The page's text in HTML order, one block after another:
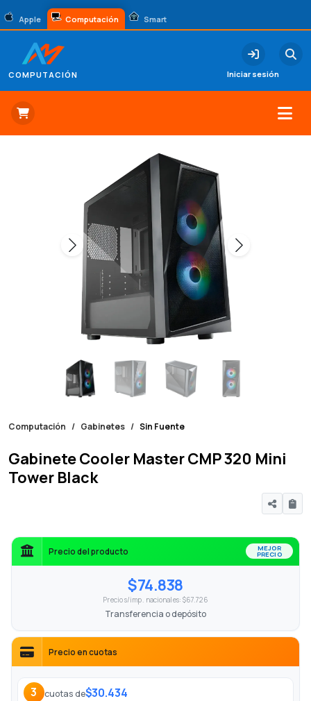
Apple Computación Smart
COMPUTACIÓN Iniciar sesión
Computación Gabinetes Sin Fuente
Gabinete Cooler Master CMP 320 Mini
Tower Black
Precio del producto MEJOR
PRECIO
$74.838
Precio s/imp. nacionales: $67.726
Transferencia o depósito
Precio en cuotas
3 cuotas de$30.434